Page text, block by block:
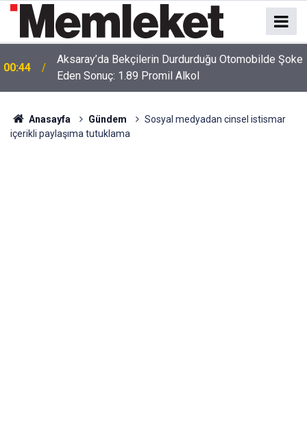
00:41 Polatlı-Haymana-Konya hattı bölünmüş yol oluyor
Anasayfa Gündem
Sosyal medyadan cinsel istismar
içerikli paylaşıma tutuklama